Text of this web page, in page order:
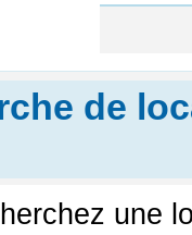
de
une